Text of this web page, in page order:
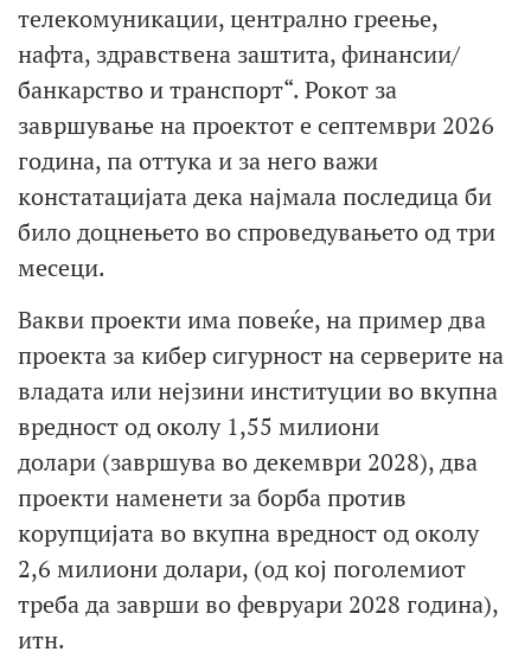
телекомуникации, централно греење,
нафта, здравствена заштита, финансии/
банкарство и транспорт“. Рокот за
завршување на проектот е септември 2026
година, па оттука и за него важи
констатацијата дека најмала последица би
било доцнењето во спроведувањето од три
месеци.
Вакви проекти има повеќе, на пример два
проекта за кибер сигурност на серверите на
владата или нејзини институции во вкупна
вредност од околу 1,55 милиони
долари (завршува во декември 2028), два
проекти наменети за борба против
корупцијата во вкупна вредност од околу
2,6 милиони долари, (од кој поголемиот
треба да заврши во февруари 2028 година),
итн.